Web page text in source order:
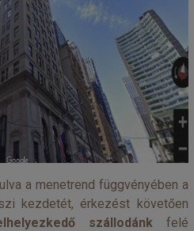
a menetrend függvényében a
kezdetét, érkezést követően
szállodánkfelé